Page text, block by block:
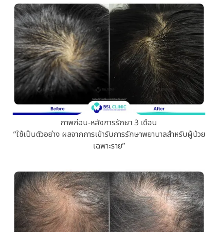
ภาพก่อน-หลังการรักษา 3 เดือน
“ใช้เป็นตัวอย่าง ผลจากการเข้ารับการรักษาพยาบาลสำหรับผู้ป่วย
เฉพาะราย”